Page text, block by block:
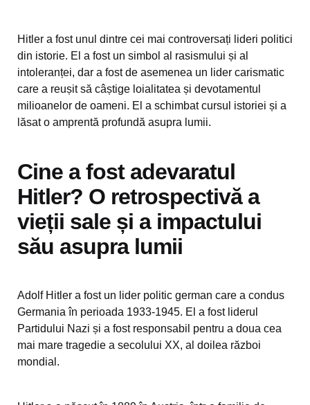
Hitler a fost unul dintre cei mai controversați lideri politici
din istorie. El a fost un simbol al rasismului și al
intoleranței, dar a fost de asemenea un lider carismatic
care a reușit să câștige loialitatea și devotamentul
milioanelor de oameni. El a schimbat cursul istoriei și a
lăsat o amprentă profundă asupra lumii.
Cine a fost adevaratul
Hitler? O retrospectivă a
vieții sale și a impactului
său asupra lumii
Adolf Hitler a fost un lider politic german care a condus
Germania în perioada 1933-1945. El a fost liderul
Partidului Nazi și a fost responsabil pentru a doua cea
mai mare tragedie a secolului XX, al doilea război
mondial.